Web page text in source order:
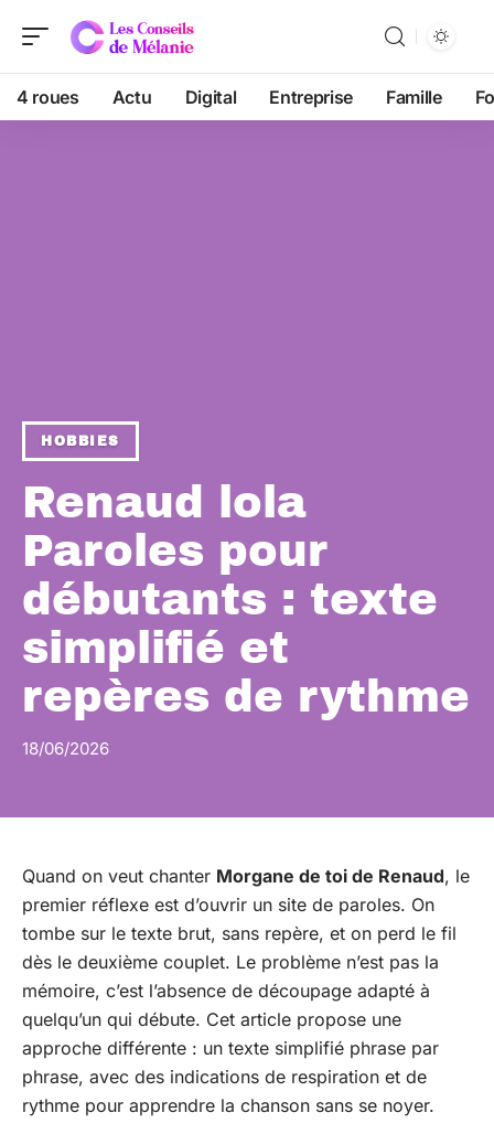
4 roues Actu Digital Entreprise Famille
HOBBIES
Renaud lola
Paroles pour
débutants : texte
simplifié et
repères de rythme
18/06/2026
Quand on veut chanter Morgane de toi de Renaud, le
premier réflexe est d’ouvrir un site de paroles. On
tombe sur le texte brut, sans repère, et on perd le fil
dès le deuxième couplet. Le problème n’est pas la
mémoire, c’est l’absence de découpage adapté à
quelqu’un qui débute. Cet article propose une
approche différente : un texte simplifié phrase par
phrase, avec des indications de respiration et de
rythme pour apprendre la chanson sans se noyer.